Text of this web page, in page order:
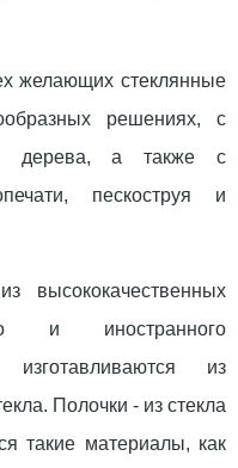
желающих стеклянные
решениях, с
дерева, а также с
пескоструя и
высококачественных
и иностранного
из
Полочки - из стекла
такие материалы, как